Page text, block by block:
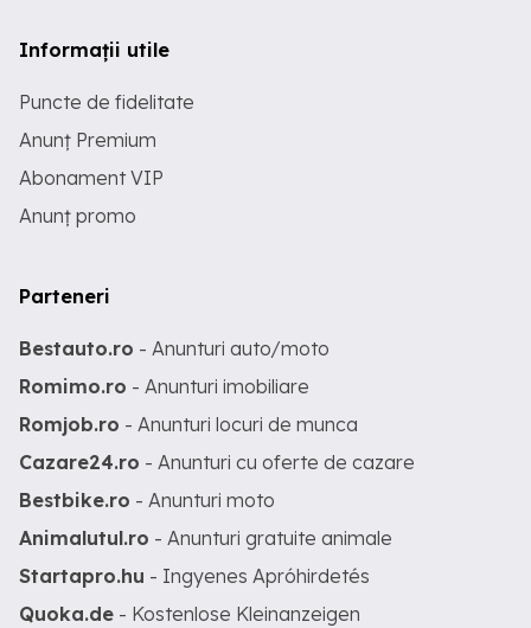
Informații utile
Puncte de fidelitate
Anunț Premium
Abonament VIP
Anunț promo
Parteneri
Bestauto.ro - Anunturi auto/moto
Romimo.ro - Anunturi imobiliare
Romjob.ro - Anunturi locuri de munca
Cazare24.ro - Anunturi cu oferte de cazare
Bestbike.ro - Anunturi moto
Animalutul.ro - Anunturi gratuite animale
Startapro.hu - Ingyenes Apróhirdetés
Quoka.de - Kostenlose Kleinanzeigen